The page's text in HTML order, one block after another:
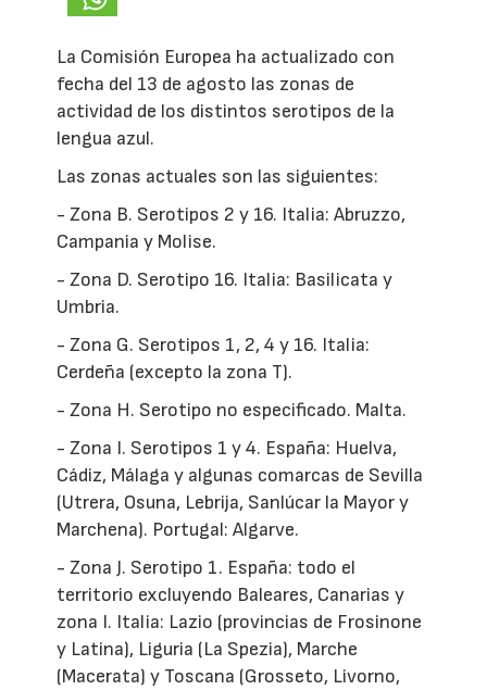
La Comisión Europea ha actualizado con
fecha del 13 de agosto las zonas de
actividad de los distintos serotipos de la
lengua azul.
Las zonas actuales son las siguientes:
- Zona B. Serotipos 2 y 16. Italia: Abruzzo,
Campania y Molise.
- Zona D. Serotipo 16. Italia: Basilicata y
Umbria.
- Zona G. Serotipos 1, 2, 4 y 16. Italia:
Cerdeña (excepto la zona T).
- Zona H. Serotipo no especificado. Malta.
- Zona I. Serotipos 1 y 4. España: Huelva,
Cádiz, Málaga y algunas comarcas de Sevilla
(Utrera, Osuna, Lebrija, Sanlúcar la Mayor y
Marchena). Portugal: Algarve.
- Zona J. Serotipo 1. España: todo el
territorio excluyendo Baleares, Canarias y
zona I. Italia: Lazio (provincias de Frosinone
y Latina), Liguria (La Spezia), Marche
(Macerata) y Toscana (Grosseto, Livorno,